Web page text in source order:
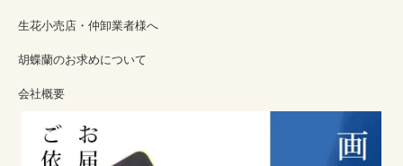
生花小売店・仲卸業者様へ
胡蝶蘭のお求めについて
会社概要